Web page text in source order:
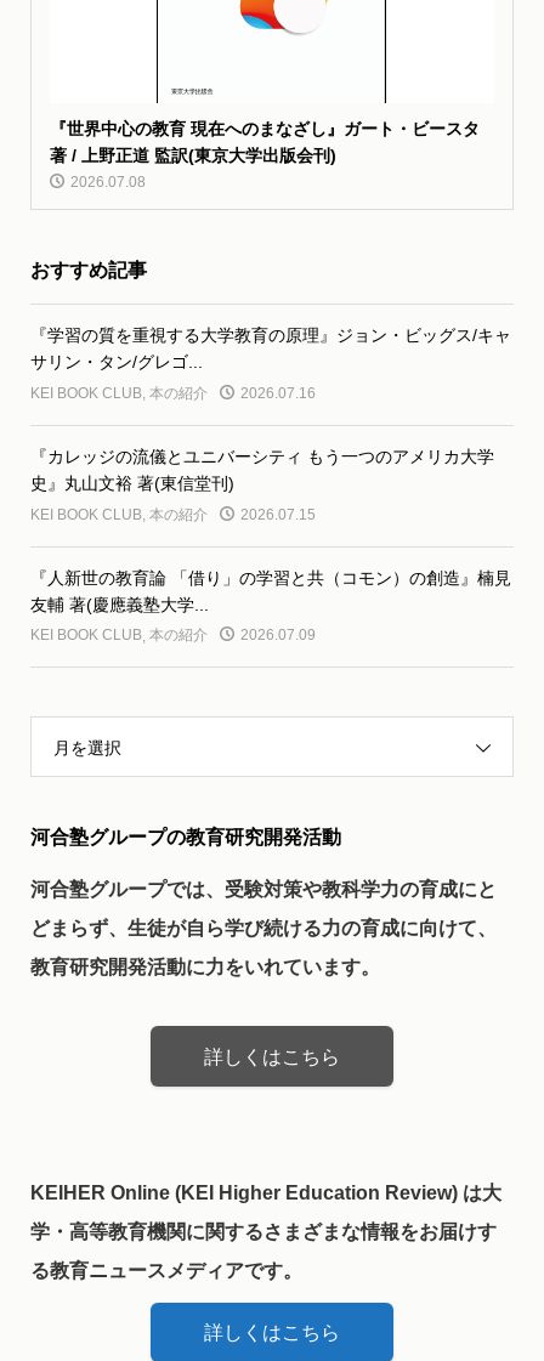
『世界中心の教育 現在へのまなざし』ガート・ビースタ
著 / 上野正道 監訳(東京大学出版会刊)
2026.07.08
おすすめ記事
『学習の質を重視する大学教育の原理』ジョン・ビッグス/キャ
サリン・タン/グレゴ...
KEI BOOK CLUB, 本の紹介 2026.07.16
『カレッジの流儀とユニバーシティ もう一つのアメリカ大学
史』丸山文裕 著(東信堂刊)
KEI BOOK CLUB, 本の紹介 2026.07.15
『人新世の教育論 「借り」の学習と共（コモン）の創造』楠見
友輔 著(慶應義塾大学...
KEI BOOK CLUB, 本の紹介 2026.07.09
月を選択
河合塾グループの教育研究開発活動
河合塾グループでは、受験対策や教科学力の育成にと
どまらず、生徒が自ら学び続ける力の育成に向けて、
教育研究開発活動に力をいれています。
詳しくはこちら
KEIHER Online (KEI Higher Education Review) は大
学・高等教育機関に関するさまざまな情報をお届けす
る教育ニュースメディアです。
詳しくはこちら